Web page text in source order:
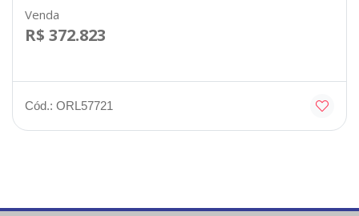
Venda
R$ 372.823
Cód.: ORL57721